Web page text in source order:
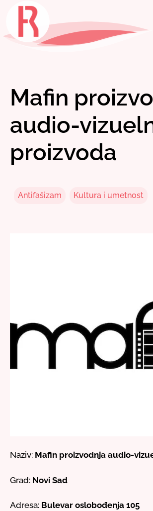
Mafin
audio-
proizvoda
Antifašizam Kultura i umetnost
Naziv: Mafin proizvodnja audio-
Grad: Novi Sad
Adresa: Bulevar oslobođenja 105